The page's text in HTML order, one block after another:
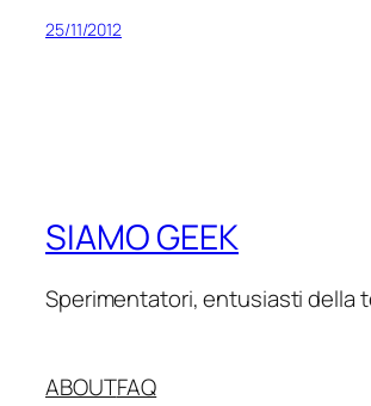
25/11/2012
SIAMO GEEK
Sperimentatori, entusiasti della
ABOUTFAQ